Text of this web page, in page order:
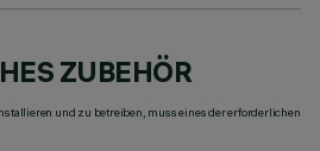
ZUBEHÖR
und zu betreiben, muss eines der erforderlichen